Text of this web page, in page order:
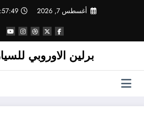
أغسطس 7, 2026 PM
برلين الاوروبي